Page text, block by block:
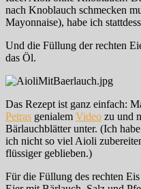
nach Knoblauch schmecken
Mayonnaise), habe ich
Und die Füllung der rechten
das Öl.
Das Rezept ist ganz einfach:
Petras genialem Video zu und
Bärlauchblätter unter. (Ich
ich nicht so viel Aioli
flüssiger geblieben.)
Für die Füllung des rechten